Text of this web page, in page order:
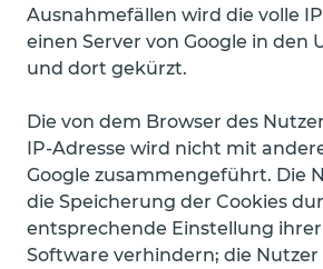
Ausnahmefällen wird die volle
einen Server von Google in den
und dort gekürzt.
Die von dem Browser des
IP-Adresse wird nicht mit
Google zusammengeführt. Die
die Speicherung der Cookies
entsprechende Einstellung
Software verhindern; die